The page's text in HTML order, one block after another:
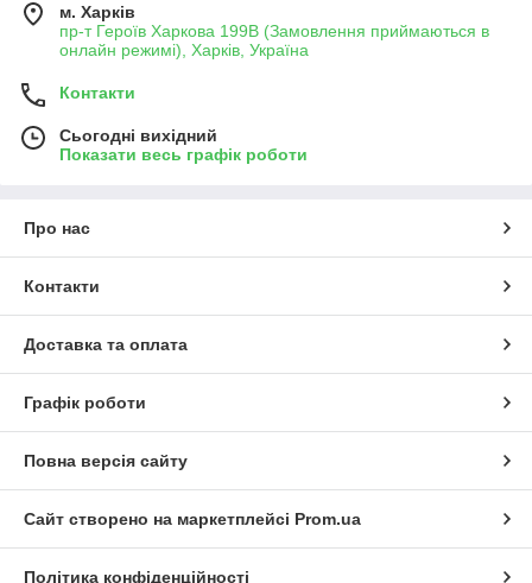
м. Харків
пр-т Героїв Харкова 199B (Замовлення приймаються в
онлайн режимі), Харків, Україна
Контакти
Сьогодні вихідний
Показати весь графік роботи
Про нас
Контакти
Доставка та оплата
Графік роботи
Повна версія сайту
Сайт створено на маркетплейсі Prom.ua
Політика конфіденційності